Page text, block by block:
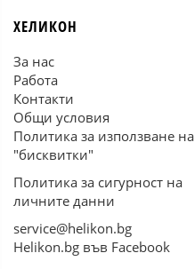
ХЕЛИКОН
За нас
Работа
Контакти
Общи условия
Политика за използване на
"бисквитки"
Политика за сигурност на
личните данни
service@helikon.bg
Helikon.bg във Facebook